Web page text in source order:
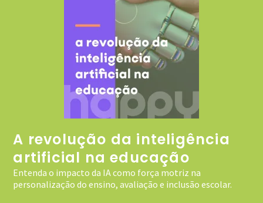
A revolução da inteligência
artificial na educação
Entenda o impacto da IA como força motriz na
personalização do ensino, avaliação e inclusão escolar.